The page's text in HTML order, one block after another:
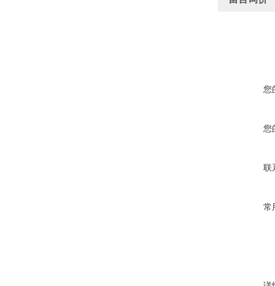
您
您
联
常